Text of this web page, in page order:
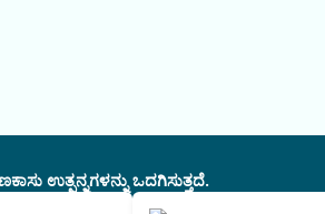
ಉತ್ಪನ್ನಗಳನ್ನು ಒದಗಿಸುತ್ತದೆ.